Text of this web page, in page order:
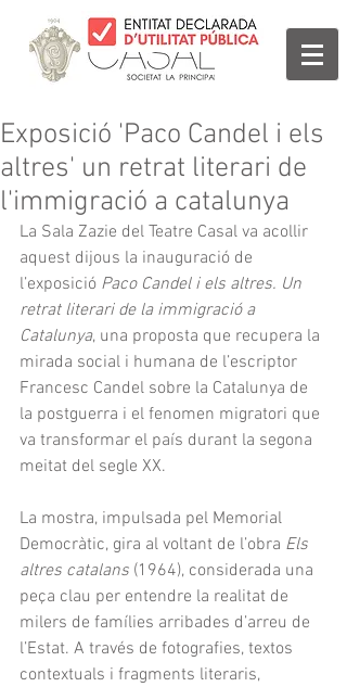
Exposició 'Paco Candel i els
altres' un retrat literari de
l'immigració a catalunya
La Sala Zazie del Teatre Casal va acollir
aquest dijous la inauguració de
l’exposició Paco Candel i els altres. Un
retrat literari de la immigració a
Catalunya, una proposta que recupera la
mirada social i humana de l’escriptor
Francesc Candel sobre la Catalunya de
la postguerra i el fenomen migratori que
va transformar el país durant la segona
meitat del segle XX.
La mostra, impulsada pel Memorial
Democràtic, gira al voltant de l’obra Els
altres catalans (1964), considerada una
peça clau per entendre la realitat de
milers de famílies arribades d’arreu de
l’Estat. A través de fotografies, textos
contextuals i fragments literaris,